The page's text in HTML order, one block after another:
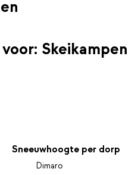
Skeikampen
Sneeuwhoogte per dorp
Dimaro